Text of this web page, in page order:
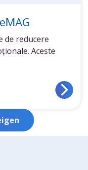
de reducere
Aceste